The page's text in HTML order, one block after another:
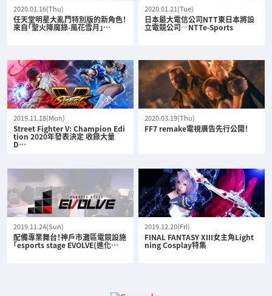
2020.01.16(Thu)
任天堂明星大亂鬥特別版的新角色！
來自「聖火降魔錄-風花雪月」…
2020.01.21(Tue)
日本最大電信公司NTT東日本將設
立電競公司—NTTe-Sports
2019.11.18(Mon)
Street Fighter V: Champion Edi
tion 2020年發表決定 收錄大量
D…
2020.03.19(Thu)
FF7 remake電視廣告先行公開！
2019.11.24(Sun)
配備專業舞台！神戶市灘區電競設施
「esports stage EVOLVE(進化…
2019.12.20(Fri)
FINAL FANTASY XIII女主角Light
ning Cosplay特集